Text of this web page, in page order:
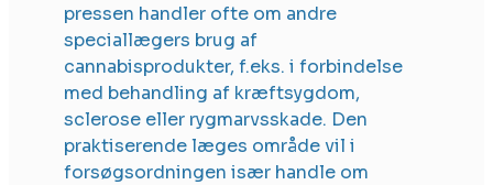
pressen handler ofte om andre
speciallægers brug af
cannabisprodukter, f.eks. i forbindelse
med behandling af kræftsygdom,
sclerose eller rygmarvsskade. Den
praktiserende læges område vil i
forsøgsordningen især handle om